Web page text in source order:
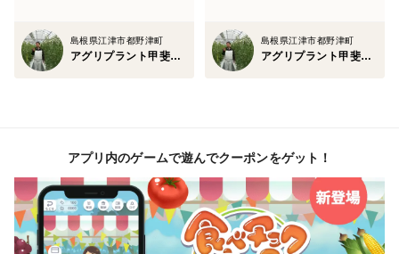
島根県江津市都野津町
アグリプラント甲斐の木
島根県江津市都野津町
アグリプラント甲斐の木
アプリ内のゲームで遊んでクーポンをゲット！